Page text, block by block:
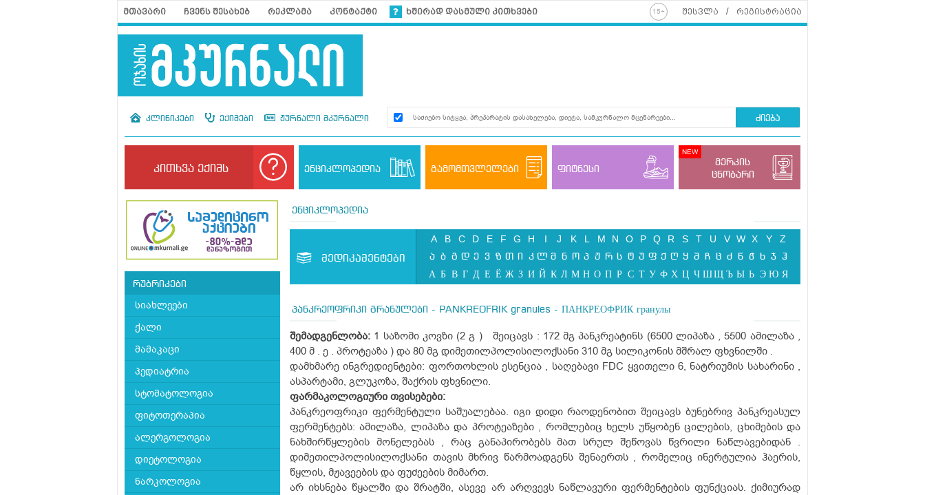
მთავარი ჩვენს შესახებ რეკლამა კონტაქტი ხშირად დასმული კითხვები შესვლა რეგისტრაცია
კლინიკები ექიმები ჟურნალი მკურნალი ძიება
კითხვა ექიმს ენციკლოპედია გამომთვლელები ფიტნესი
მერკის
ცნობარი
რუბრიკები
სიახლეები
ქალი
მამაკაცი
პედიატრია
სტომატოლოგია
ფიტოთერაპია
ალერგოლოგია
დიეტოლოგია
ნარკოლოგია
ენციკლოპედია
მედიკამენტები
A B C D E F G H I J K L M N O P Q R S T U V W X Y Z
ა ბ გ დ ე ვ ზ თ ი კ ლ მ ნ ო პ ჟ რ ს ტ უ ფ ქ ღ ყ შ ჩ ც ძ წ ჭ ხ ჯ ჰ
А Б В Г Д Е Ё Ж З И Й К Л М Н О П Р С Т У Ф Х Ц Ч ШЩ Ъ Ы Ь Э Ю Я
პანკრეოფრიკი გრანულები - PANKREOFRIK granules - ПАНКРЕОФРИК гранулы
შემადგენლობა: 1 საზომი კოვზი (2 გ ) შეიცავს : 172 მგ პანკრეატინს (6500 ლიპაზა , 5500 ამილაზა ,
400 მ . ე . პროტეაზა ) და 80 მგ დიმეთილპოლისილოქსანი 310 მგ სილიკონის მშრალ ფხვნილში .
დამხმარე ინგრედიენტები: ფორთოხლის ესენცია , საღებავი FDC ყვითელი 6, ნატრიუმის სახარინი ,
ასპარტამი, გლუკოზა, შაქრის ფხვნილი.
ფარმაკოლოგიური თვისებები:
პანკრეოფრიკი ფერმენტული საშუალებაა. იგი დიდი რაოდენობით შეიცავს ბუნებრივ პანკრეასულ
ფერმენტებს: ამილაზა, ლიპაზა და პროტეაზები , რომლებიც ხელს უწყობენ ცილების, ცხიმების და
ნახშირწყლების მონელებას , რაც განაპირობებს მათ სრულ შეწოვას წვრილი ნაწლავებიდან .
დიმეთილპოლისილოქსანი თავის მხრივ წარმოადგენს შენაერთს , რომელიც ინერტულია ჰაერის,
წყლის, მჟავეების და ფუძეების მიმართ.
არ იხსნება წყალში და შრატში, ასევე არ არღვევს ნაწლავური ფერმენტების ფუნქციას. ქიმიურად